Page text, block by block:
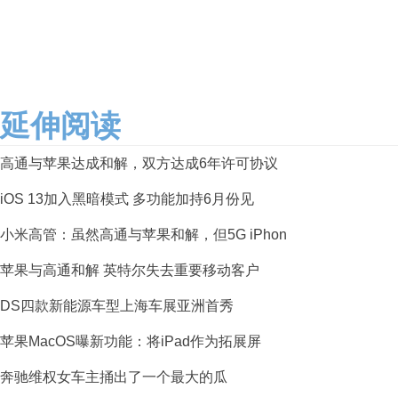
延伸阅读
高通与苹果达成和解，双方达成6年许可协议
iOS 13加入黑暗模式 多功能加持6月份见
小米高管：虽然高通与苹果和解，但5G iPhon
苹果与高通和解 英特尔失去重要移动客户
DS四款新能源车型上海车展亚洲首秀
苹果MacOS曝新功能：将iPad作为拓展屏
奔驰维权女车主捅出了一个最大的瓜